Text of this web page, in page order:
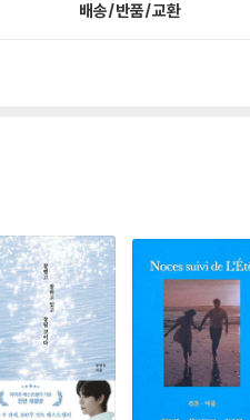
배송/반품/교환